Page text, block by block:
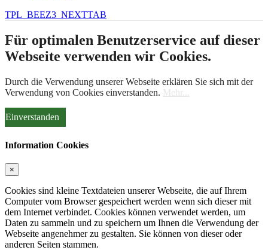
TPL_BEEZ3_NEXTTAB
Für optimalen Benutzerservice auf dieser
Webseite verwenden wir Cookies.
Durch die Verwendung unserer Webseite erklären Sie sich mit der
Verwendung von Cookies einverstanden. Mehr...
Einverstanden
Information Cookies
×
Cookies sind kleine Textdateien unserer Webseite, die auf Ihrem
Computer vom Browser gespeichert werden wenn sich dieser mit
dem Internet verbindet. Cookies können verwendet werden, um
Daten zu sammeln und zu speichern um Ihnen die Verwendung der
Webseite angenehmer zu gestalten. Sie können von dieser oder
anderen Seiten stammen.